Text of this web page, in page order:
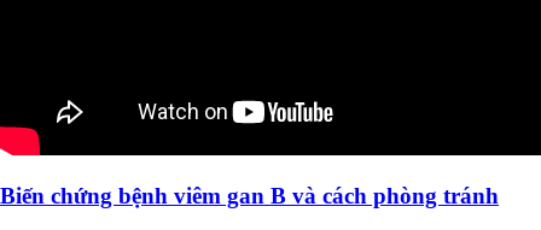
Biến chứng bệnh viêm gan B và cách phòng tránh